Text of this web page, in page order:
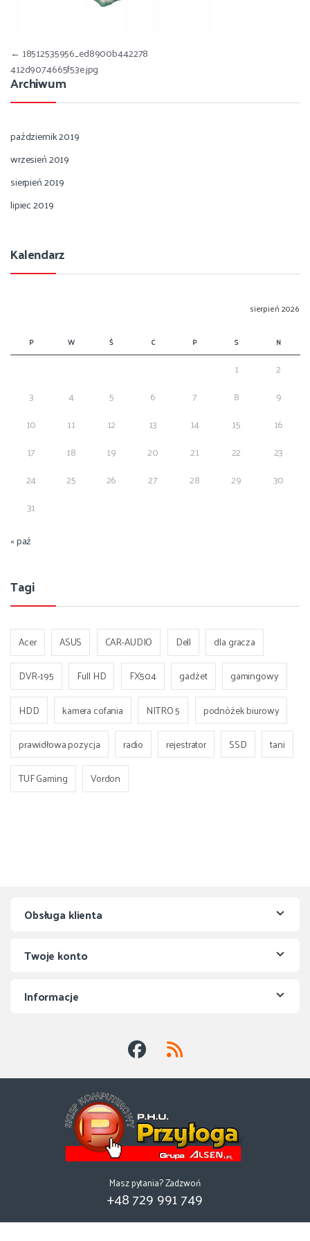
Nawigacja wpisu
← 18512535956_ed8900b442278
412d9074665f53e.jpg
Archiwum
październik 2019
wrzesień 2019
sierpień 2019
lipiec 2019
Kalendarz
sierpień 2026
P W Ś C P S N
1
2
3
4 5 6 7 8
9
10
11 12 13 14 15
16
17
18 19 20 21 22
23
24
25 26 27 28 29
30
31
« paź
Tagi
Acer ASUS CAR-AUDIO Dell
dla gracza
DVR-195
Full HD FX504 gadżet
gamingowy
HDD
kamera cofania NITRO 5
podnóżek biurowy
prawidłowa pozycja
radio rejestrator SSD
tani
TUF Gaming
Vordon
Obsługa klienta
Twoje konto
Informacje
Masz pytania? Zadzwoń
+48 729 991 749